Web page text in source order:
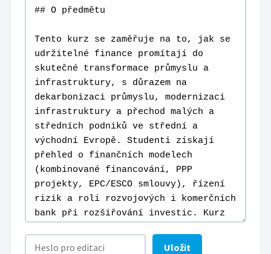
Uložit